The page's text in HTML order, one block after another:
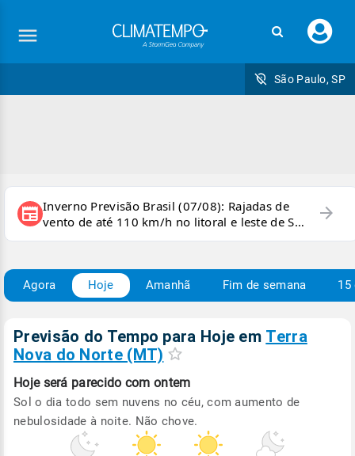
seu
São Paulo, SP
newspaper Inverno Previsão Brasil (07/08): Rajadas de
vento de até 110 km/h no litoral e leste de SP
e sul do RJ
arrow_forward
Agora Hoje Amanhã Fim de semana 15
Previsão do Tempo para Hoje em Terra
Nova do Norte (MT)
Hoje será parecido com ontem
Sol o dia todo sem nuvens no céu, com aumento de
nebulosidade à noite. Não chove.